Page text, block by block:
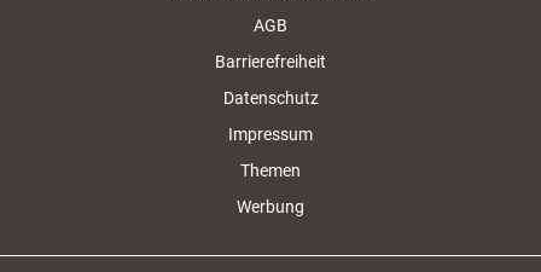
AGB
Barrierefreiheit
Datenschutz
Impressum
Themen
Werbung